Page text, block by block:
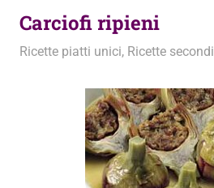
Carciofi ripieni
22 Febbraio 2013
admin
Ricette piatti unici, Ricette secondi